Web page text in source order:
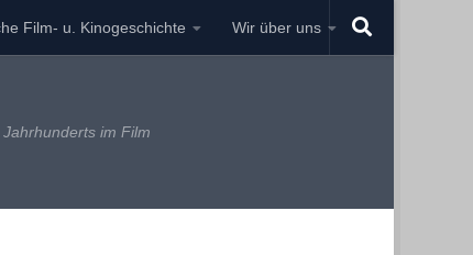
Film- u. Kinogeschichte Wir über uns
im Film